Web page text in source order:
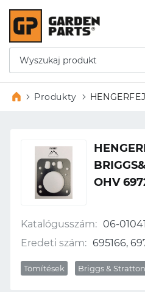
Produkty
OHV
Katalógusszám: 06-01041
Eredeti szám: 695166,
Tömítések Briggs & Stratton